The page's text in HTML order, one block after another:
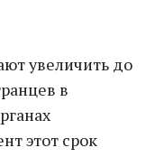
увеличить до
в
этот срок